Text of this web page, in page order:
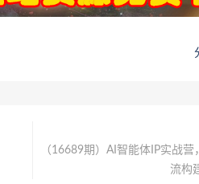
（16689期）AI智能体IP实战
流构